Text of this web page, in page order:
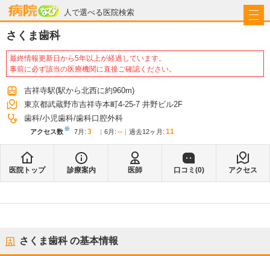
人で選べる医院検索
病院なび
さくま歯科
最終情報更新日から5年以上が経過しています。
事前に必ず該当の医療機関に直接ご確認ください。
吉祥寺駅(駅から北西に約960m)
東京都武蔵野市吉祥寺本町4-25-7 井野ビル2F
歯科 小児歯科 歯科口腔外科
アクセス数※ 7月 : 3 6月 : -- 過去12ヶ月: 11
医院トップ 診療案内 医師 口コミ(0) アクセス
さくま歯科の基本情報